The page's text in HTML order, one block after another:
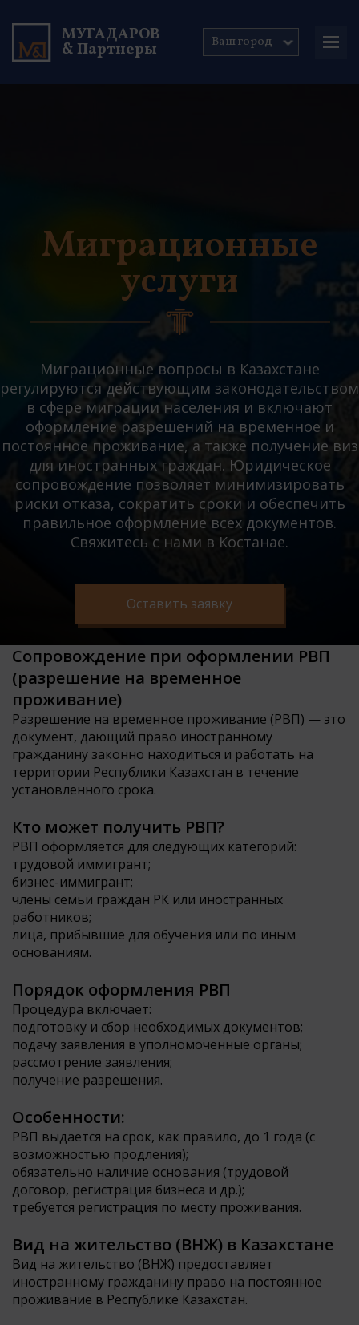
МУГАДАРОВ
& Партнеры Ваш город
Миграционные
услуги
Миграционные вопросы в Казахстане
регулируются действующим законодательством
в сфере миграции населения и включают
оформление разрешений на временное и
постоянное проживание, а также получение виз
для иностранных граждан. Юридическое
сопровождение позволяет минимизировать
риски отказа, сократить сроки и обеспечить
правильное оформление всех документов.
Свяжитесь с нами в Костанае.
Оставить заявку
Сопровождение при оформлении РВП
(разрешение на временное
проживание)
Разрешение на временное проживание (РВП) — это
документ, дающий право иностранному
гражданину законно находиться и работать на
территории Республики Казахстан в течение
установленного срока.
Кто может получить РВП?
РВП оформляется для следующих категорий:
трудовой иммигрант;
бизнес-иммигрант;
члены семьи граждан РК или иностранных
работников;
лица, прибывшие для обучения или по иным
основаниям.
Порядок оформления РВП
Процедура включает:
подготовку и сбор необходимых документов;
подачу заявления в уполномоченные органы;
рассмотрение заявления;
получение разрешения.
Особенности:
РВП выдается на срок, как правило, до 1 года (с
возможностью продления);
обязательно наличие основания (трудовой
договор, регистрация бизнеса и др.);
требуется регистрация по месту проживания.
Вид на жительство (ВНЖ) в Казахстане
Вид на жительство (ВНЖ) предоставляет
иностранному гражданину право на постоянное
проживание в Республике Казахстан.